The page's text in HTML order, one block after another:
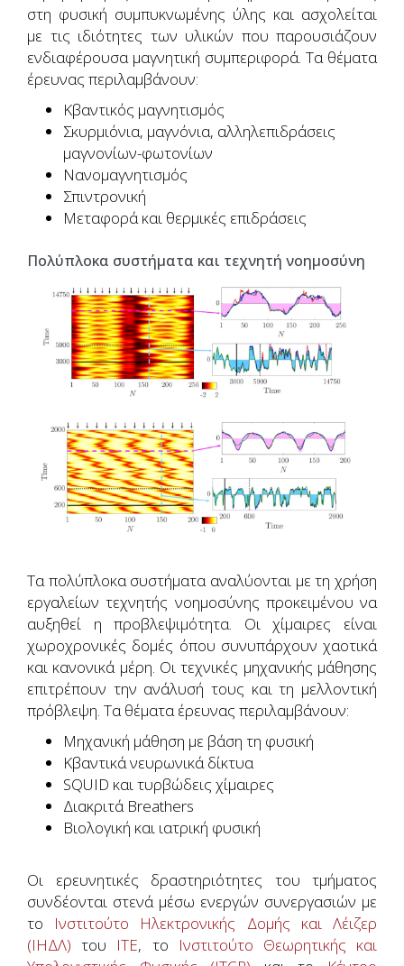
στη φυσική συμπυκνωμένης ύλης και ασχολείται
με τις ιδιότητες των υλικών που παρουσιάζουν
ενδιαφέρουσα μαγνητική συμπεριφορά. Τα θέματα
έρευνας περιλαμβάνουν:
Κβαντικός μαγνητισμός
Σκυρμιόνια, μαγνόνια, αλληλεπιδράσεις
μαγνονίων-φωτονίων
Νανομαγνητισμός
Σπιντρονική
Μεταφορά και θερμικές επιδράσεις
Πολύπλοκα συστήματα και τεχνητή νοημοσύνη
Τα πολύπλοκα συστήματα αναλύονται με τη χρήση
εργαλείων τεχνητής νοημοσύνης προκειμένου να
αυξηθεί η προβλεψιμότητα. Οι χίμαιρες είναι
χωροχρονικές δομές όπου συνυπάρχουν χαοτικά
και κανονικά μέρη. Οι τεχνικές μηχανικής μάθησης
επιτρέπουν την ανάλυσή τους και τη μελλοντική
πρόβλεψη. Τα θέματα έρευνας περιλαμβάνουν:
Μηχανική μάθηση με βάση τη φυσική
Κβαντικά νευρωνικά δίκτυα
SQUID και τυρβώδεις χίμαιρες
Διακριτά Breathers
Βιολογική και ιατρική φυσική
Οι ερευνητικές δραστηριότητες του τμήματος
συνδέονται στενά μέσω ενεργών συνεργασιών με
το Ινστιτούτο Ηλεκτρονικής Δομής και Λέιζερ
(ΙΗΔΛ) του ΙΤΕ, το
Ινστιτούτο Θεωρητικής και